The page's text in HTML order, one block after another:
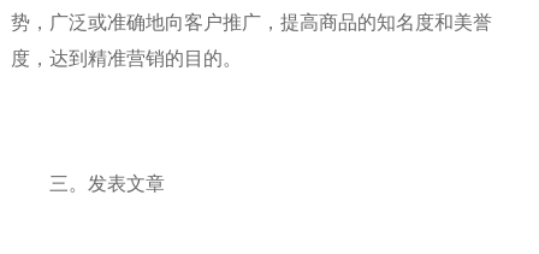
势，广泛或准确地向客户推广，提高商品的知名度和美誉
度，达到精准营销的目的。
三。发表文章